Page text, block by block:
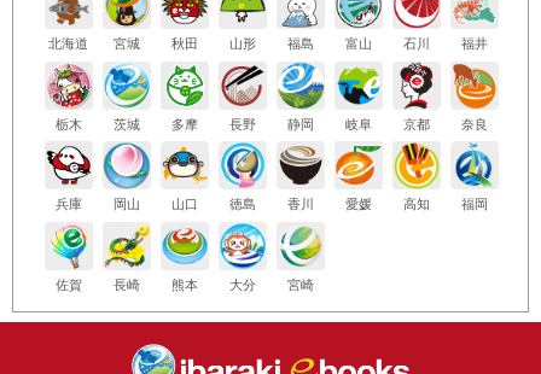
北海道 宮城 秋田 山形 福島 富山 石川 福井
栃木 茨城 多摩 長野 静岡 岐阜 京都 奈良
兵庫 岡山 山口 徳島 香川 愛媛 高知 福岡
佐賀 長崎 熊本 大分 宮崎